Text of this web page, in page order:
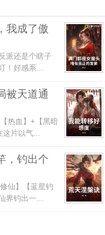
我成了傲
派还是个瞎子
！好感系...
被天道通
热血】+【黑暗
这片以气...
，钓出个
仙】【蓝星钓
界钓出一...